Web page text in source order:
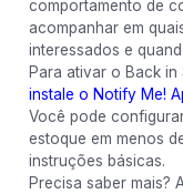
comportamento de
acompanhar em
interessados ​​e
Para ativar o Back
instale o Notify Me!
Você pode
estoque em menos
instruções básicas.
Precisa saber mais?